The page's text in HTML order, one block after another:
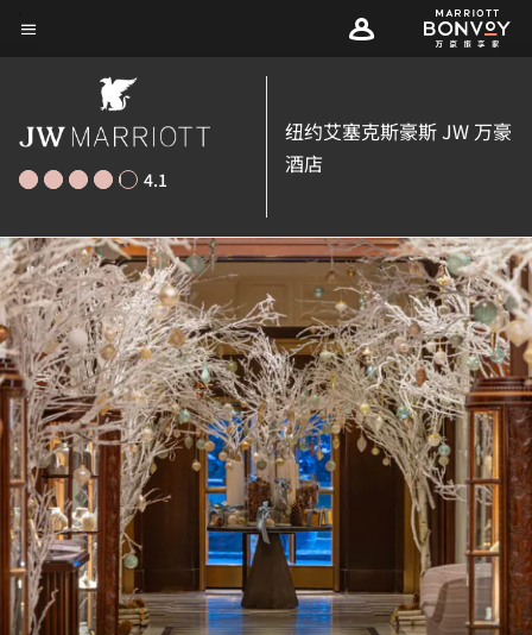
Skip
4.1
纽约艾塞克斯豪斯 JW 万豪
酒店